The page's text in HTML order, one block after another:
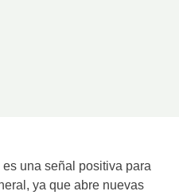
una señal positiva para
ya que abre nuevas